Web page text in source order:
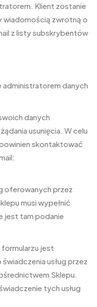
Klient zostanie
wiadomością zwrotną o
z listy subskrybentów
danych
danych
usunięcia. W celu
skontaktować
oferowanych przez
musi wypełnić
jest tam podanie
jest
usług przez
Sklepu.
tych usług